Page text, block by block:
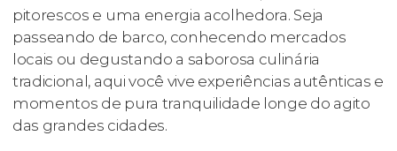
pitorescos e uma energia acolhedora. Seja
passeando de barco, conhecendo mercados
locais ou degustando a saborosa culinária
tradicional, aqui você vive experiências autênticas e
momentos de pura tranquilidade longe do agito
das grandes cidades.